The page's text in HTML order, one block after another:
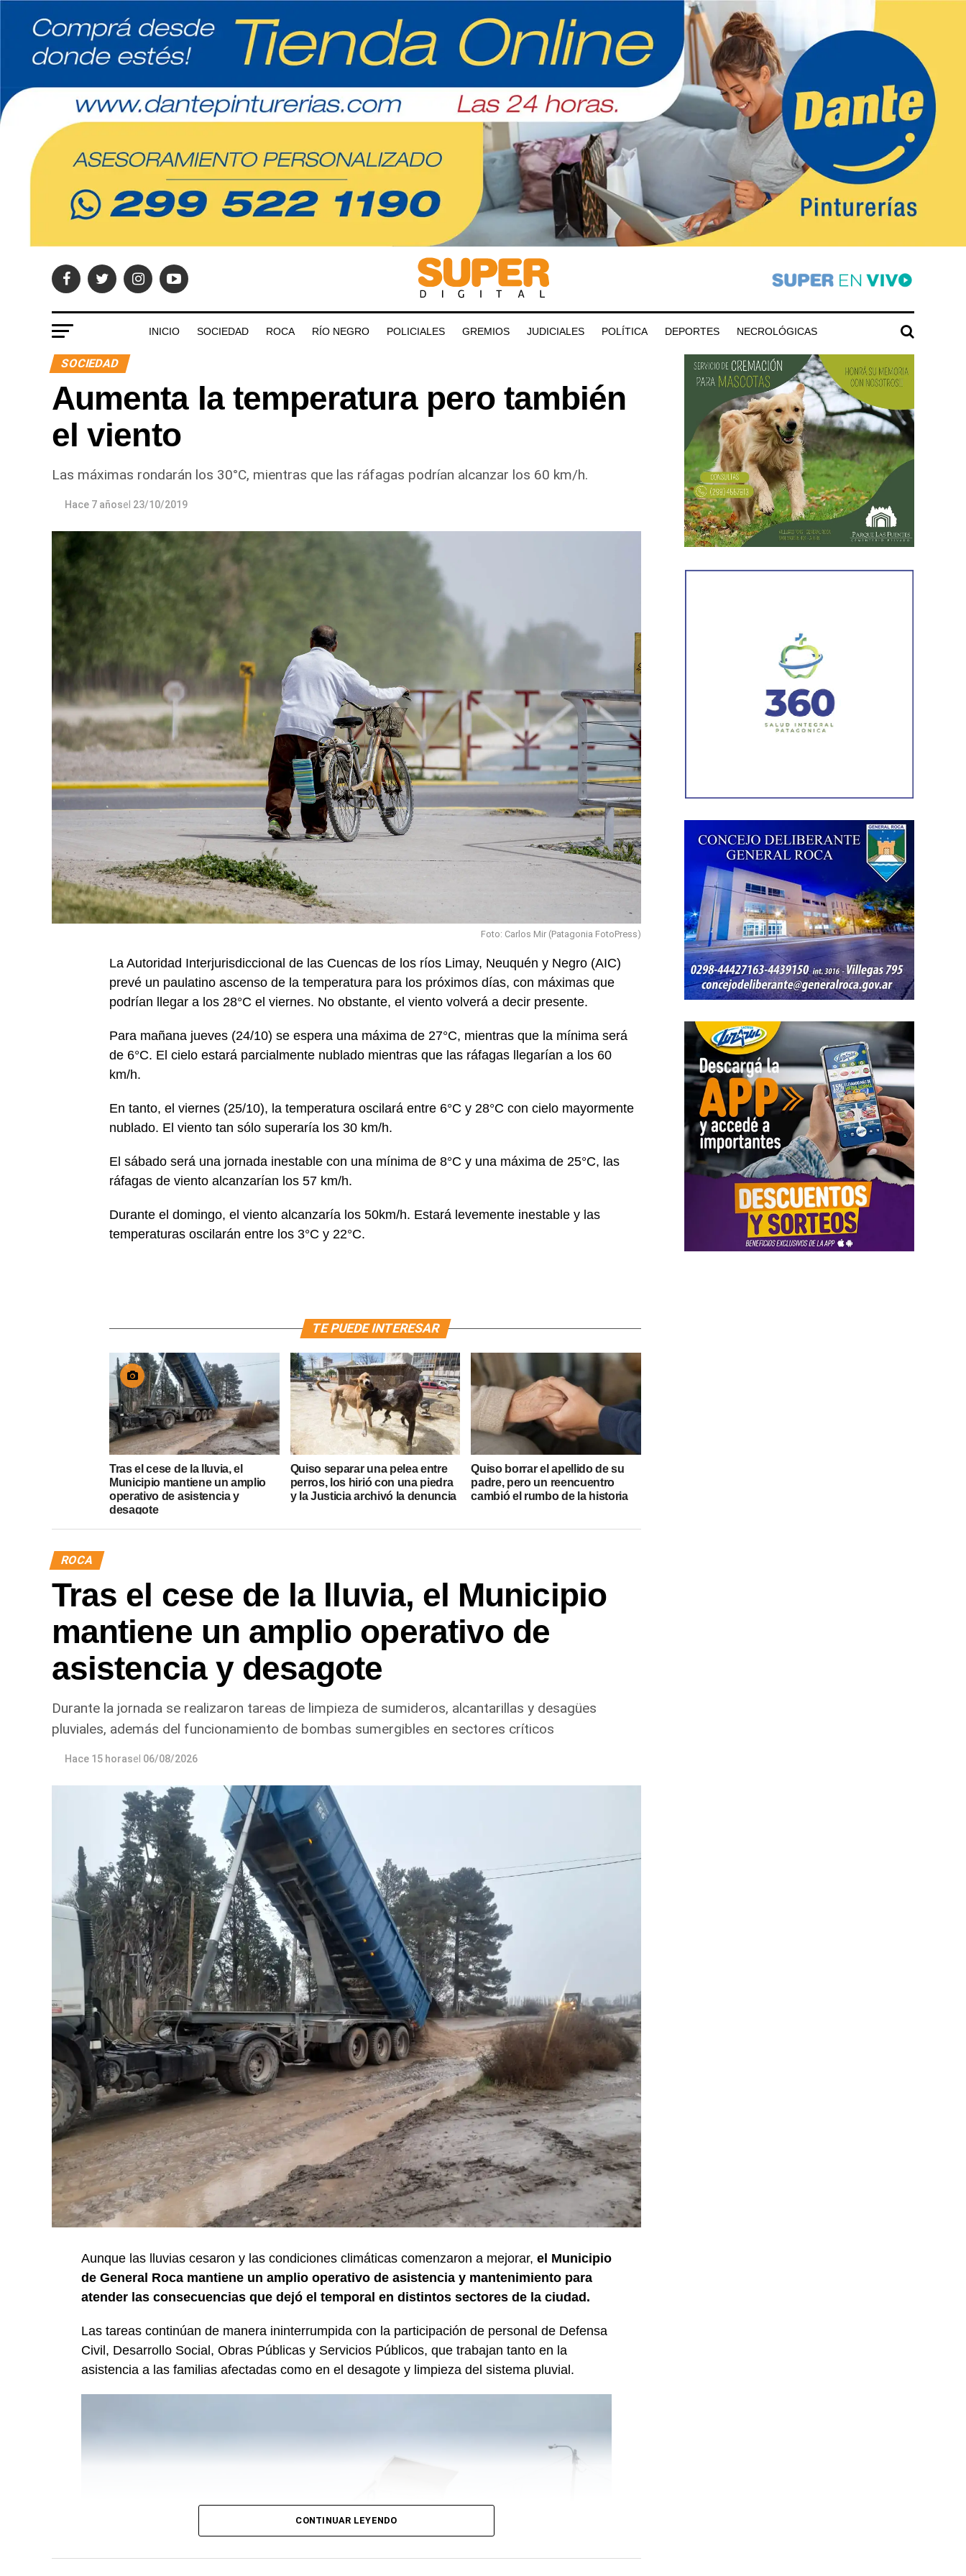
INICIO SOCIEDAD ROCA RÍO NEGRO POLICIALES GREMIOS JUDICIALES POLÍTICA DEPORTES NECROLÓGICAS
SOCIEDAD
Aumenta la temperatura pero también
el viento
Las máximas rondarán los 30°C, mientras que las ráfagas podrían alcanzar los 60 km/h.
Hace 7 añosel 23/10/2019
Foto: Carlos Mir (Patagonia FotoPress)
La Autoridad Interjurisdiccional de las Cuencas de los ríos Limay, Neuquén y Negro (AIC)
prevé un paulatino ascenso de la temperatura para los próximos días, con máximas que
podrían llegar a los 28°C el viernes. No obstante, el viento volverá a decir presente.
Para mañana jueves (24/10) se espera una máxima de 27°C, mientras que la mínima será
de 6°C. El cielo estará parcialmente nublado mientras que las ráfagas llegarían a los 60
km/h.
En tanto, el viernes (25/10), la temperatura oscilará entre 6°C y 28°C con cielo mayormente
nublado. El viento tan sólo superaría los 30 km/h.
El sábado será una jornada inestable con una mínima de 8°C y una máxima de 25°C, las
ráfagas de viento alcanzarían los 57 km/h.
Durante el domingo, el viento alcanzaría los 50km/h. Estará levemente inestable y las
temperaturas oscilarán entre los 3°C y 22°C.
TE PUEDE INTERESAR
Tras el cese de la lluvia, el
Municipio mantiene un amplio
operativo de asistencia y
desagote
Quiso separar una pelea entre
perros, los hirió con una piedra
y la Justicia archivó la denuncia
Quiso borrar el apellido de su
padre, pero un reencuentro
cambió el rumbo de la historia
ROCA
Tras el cese de la lluvia, el Municipio
mantiene un amplio operativo de
asistencia y desagote
Durante la jornada se realizaron tareas de limpieza de sumideros, alcantarillas y desagües
pluviales, además del funcionamiento de bombas sumergibles en sectores críticos
Hace 15 horasel 06/08/2026
Aunque las lluvias cesaron y las condiciones climáticas comenzaron a mejorar, el Municipio
de General Roca mantiene un amplio operativo de asistencia y mantenimiento para
atender las consecuencias que dejó el temporal en distintos sectores de la ciudad.
Las tareas continúan de manera ininterrumpida con la participación de personal de Defensa
Civil, Desarrollo Social, Obras Públicas y Servicios Públicos, que trabajan tanto en la
asistencia a las familias afectadas como en el desagote y limpieza del sistema pluvial.
CONTINUAR LEYENDO